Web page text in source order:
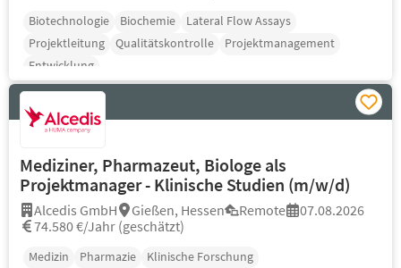
Biotechnologie Biochemie
Lateral Flow Assays
Projektleitung
Qualitätskontrolle
Projektmanagement
Entwicklung
Mediziner, Pharmazeut, Biologe als
Projektmanager - Klinische Studien (m/w/d)
Alcedis GmbH Gießen, Hessen Remote
07.08.2026
74.580 €/Jahr (geschätzt)
Medizin Pharmazie
Klinische Forschung